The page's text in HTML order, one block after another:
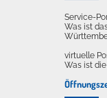
Service-
Was ist
virtuelle
Was ist